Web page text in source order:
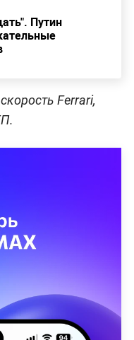
Путин
Ferrari,